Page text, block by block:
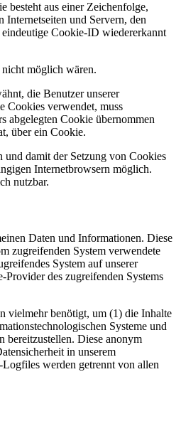
besteht aus einer Zeichenfolge,
und Servern, den
Cookie-ID wiedererkannt
möglich wären.
die Benutzer unserer
Cookies verwendet, muss
abgelegten Cookie übernommen
über ein Cookie.
und damit der Setzung von Cookies
Internetbrowsern möglich.
nutzbar.
Daten und Informationen. Diese
zugreifenden System verwendete
System auf unserer
des zugreifenden Systems
vielmehr benötigt, um (1) die Inhalte
Systeme und
bereitzustellen. Diese anonym
in unserem
werden getrennt von allen